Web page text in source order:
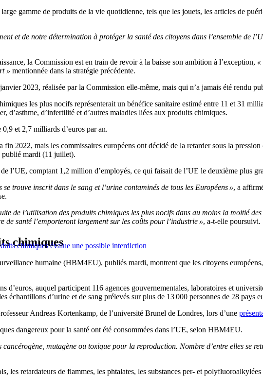
gamme de produits de la vie quotidienne, tels que les jouets, les articles de
et de notre détermination à protéger la santé des citoyens dans l’ensemble de
la Commission est en train de revoir à la baisse son ambition à l’exception, «
» mentionnée dans la stratégie précédente.
2023, réalisée par la Commission elle-même, mais qui n’a jamais été rendu
les plus nocifs représenterait un bénéfice sanitaire estimé entre 11 et 31
d’asthme, d’infertilité et d’autres maladies liées aux produits chimiques.
et 2,7 milliards d’euros par an.
2022, mais les commissaires européens ont décidé de la retarder sous la
publié mardi (11 juillet).
de l’UE, comptant 1,2 million d’employés, ce qui faisait de l’UE le deuxième plus
trouve inscrit dans le sang et l’urine contaminés de tous les Européens », a
de l’utilisation des produits chimiques les plus nocifs dans au moins la moitié
santé l’emporteront largement sur les coûts pour l’industrie », a-t-elle poursuivi.
chimiques évalue une possible interdiction
chimiques
humaine (HBM4EU), publiés mardi, montrent que les citoyens
auquel participent 116 agences gouvernementales, laboratoires et
échantillons d’urine et de sang prélevés sur plus de 13 000 personnes de 28 pays
Andreas Kortenkamp, de l’université Brunel de Londres, lors d’une
dangereux pour la santé ont été consommées dans l’UE, selon HBM4EU.
mutagène ou toxique pour la reproduction. Nombre d’entre elles se
les retardateurs de flammes, les phtalates, les substances per- et